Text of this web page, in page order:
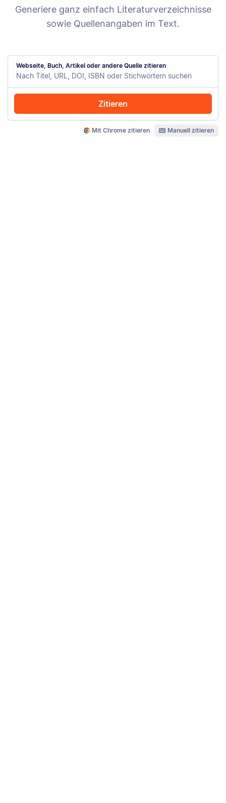
Generiere ganz einfach Literaturverzeichnisse
sowie Quellenangaben im Text.
Webseite, Buch, Artikel oder andere Quelle zitieren
Zitieren
Mit Chrome zitieren Manuell zitieren